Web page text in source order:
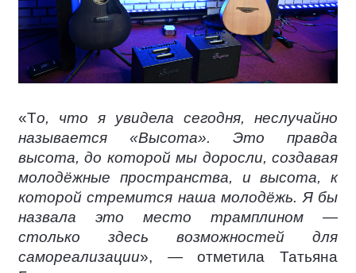
«То, что я увидела сегодня, неслучайно
называется «Высота». Это правда
высота, до которой мы доросли, создавая
молодёжные пространства, и высота, к
которой стремится наша молодёжь. Я бы
назвала это место трамплином —
столько здесь возможностей для
самореализации», — отметила Татьяна